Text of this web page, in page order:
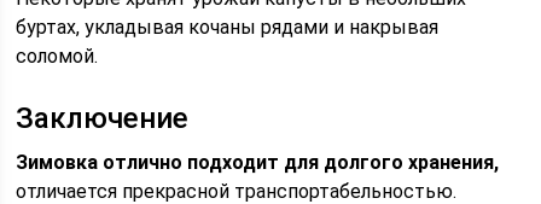
буртах, укладывая кочаны рядами и накрывая
соломой.
Заключение
Зимовка отлично подходит для долгого хранения,
отличается прекрасной транспортабельностью.